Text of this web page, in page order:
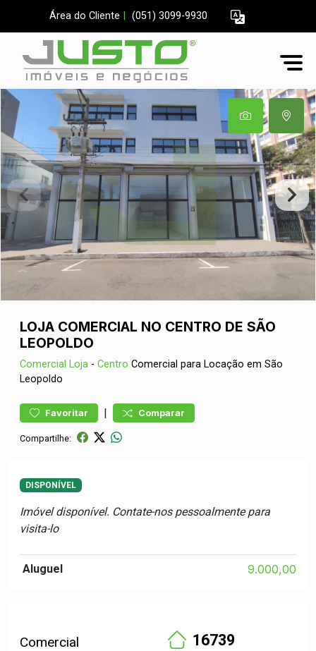
Área do Cliente (051) 3099-9930
LOJA COMERCIAL NO CENTRO DE SÃO
LEOPOLDO
Comercial Loja - Centro Comercial para Locação em São
Leopoldo
Favoritar | Comparar
Compartilhe:
DISPONÍVEL
Imóvel disponível. Contate-nos pessoalmente para
visita-lo
Aluguel 9.000,00
Comercial 16739